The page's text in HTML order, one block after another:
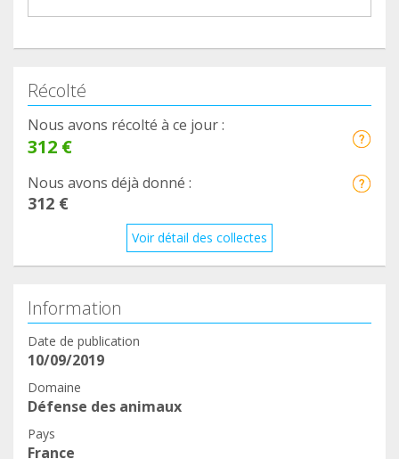
Récolté
Nous avons récolté à ce jour :
312 €
Nous avons déjà donné :
312 €
Voir détail des collectes
Information
Date de publication
10/09/2019
Domaine
Défense des animaux
Pays
France